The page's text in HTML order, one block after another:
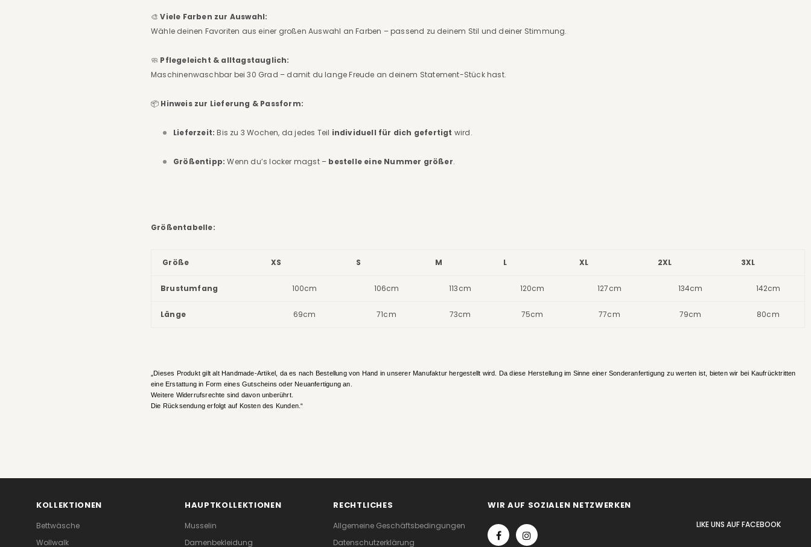
🎨Viele Farben zur Auswahl:
Wähle deinen Favoriten aus einer großen Auswahl an Farben – passend zu deinem Stil und deiner Stimmung.
🧼 Pflegeleicht & alltagstauglich:
Maschinenwaschbar bei 30 Grad – damit du lange Freude an deinem Statement-Stück hast.
📦 Hinweis zur Lieferung & Passform:
Lieferzeit: Bis zu 3 Wochen, da jedes Teil individuell für dich gefertigt wird.
Größentipp: Wenn du’s locker magst – bestelle eine Nummer größer.
Größentabelle:
Größe XS S M L XL 2XL 3XL
Brustumfang 100cm 106cm 113cm 120cm 127cm 134cm 142cm
Länge 69cm 71cm 73cm 75cm 77cm 79cm 80cm
„Dieses Produkt gilt alt Handmade-Artikel, da es nach Bestellung von Hand in unserer Manufaktur hergestellt wird. Da diese Herstellung im Sinne einer Sonderanfertigung zu werten ist, bieten wir bei Kaufrücktritten
eine Erstattung in Form eines Gutscheins oder Neuanfertigung an.
Weitere Widerrufsrechte sind davon unberührt.
Die Rücksendung erfolgt auf Kosten des Kunden.“
KOLLEKTIONEN
Bettwäsche
Wollwalk
HAUPTKOLLEKTIONEN
Musselin
Damenbekleidung
RECHTLICHES
Allgemeine Geschäftsbedingungen
Datenschutzerklärung
WIR AUF SOZIALEN NETZWERKEN
LIKE UNS AUFFACEBOOK